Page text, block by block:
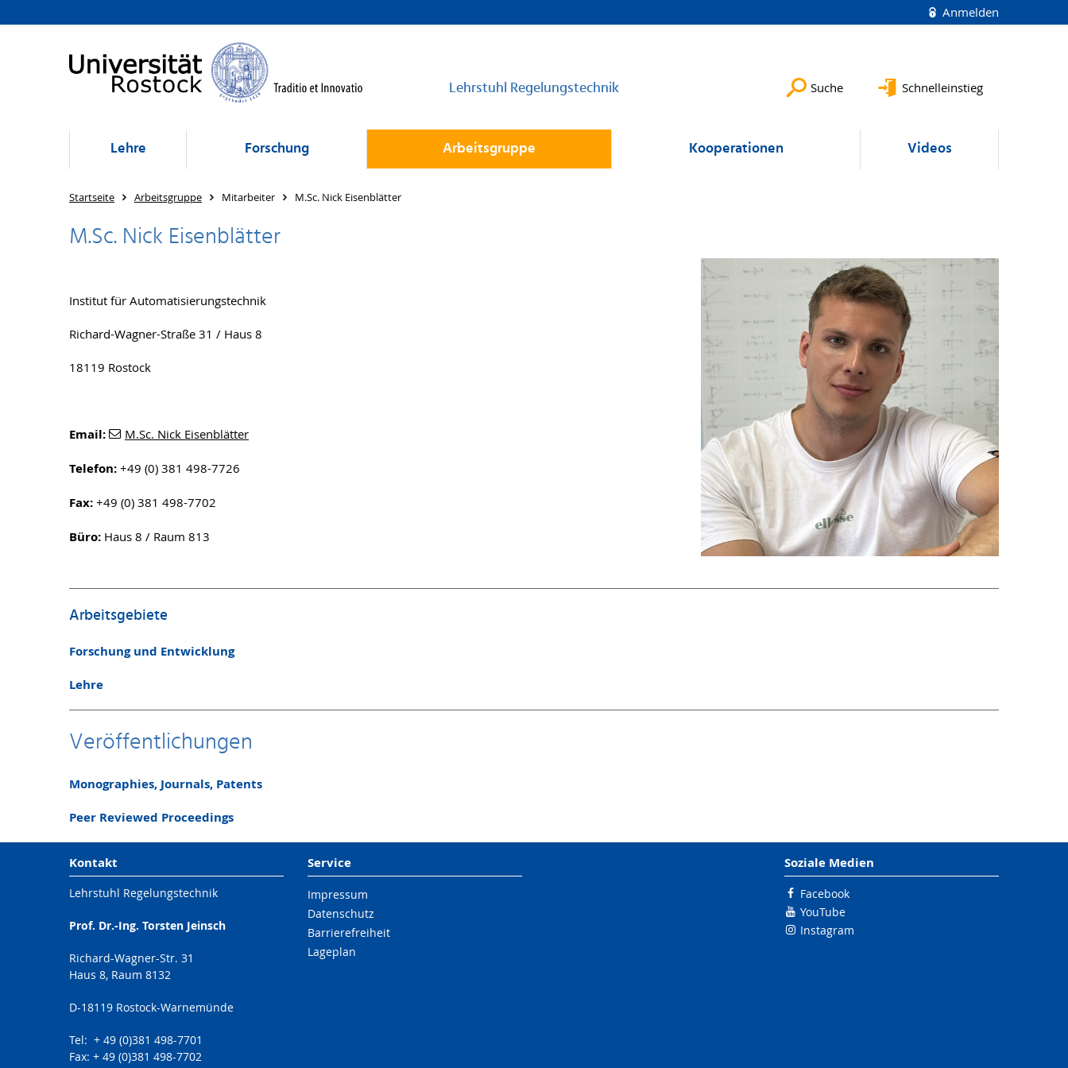
Anmelden
Lehrstuhl Regelungstechnik Suche Schnelleinstieg
Lehre Forschung Arbeitsgruppe Kooperationen Videos
Startseite Arbeitsgruppe Mitarbeiter M.Sc. Nick Eisenblätter
M.Sc. Nick Eisenblätter
Institut für Automatisierungstechnik
Richard-Wagner-Straße 31 / Haus 8
18119 Rostock
Email: M.Sc. Nick Eisenblätter
Telefon: +49 (0) 381 498-7726
Fax: +49 (0) 381 498-7702
Büro: Haus 8 / Raum 813
Arbeitsgebiete
Forschung und Entwicklung
Lehre
Veröffentlichungen
Monographies, Journals, Patents
Peer Reviewed Proceedings
Kontakt
Lehrstuhl Regelungstechnik
Prof. Dr.-Ing. Torsten Jeinsch
Richard-Wagner-Str. 31
Haus 8, Raum 8132
D-18119 Rostock-Warnemünde
Tel: + 49 (0)381 498-7701
Fax: + 49 (0)381 498-7702
Service
Impressum
Datenschutz
Barrierefreiheit
Lageplan
Soziale Medien
Facebook
YouTube
Instagram